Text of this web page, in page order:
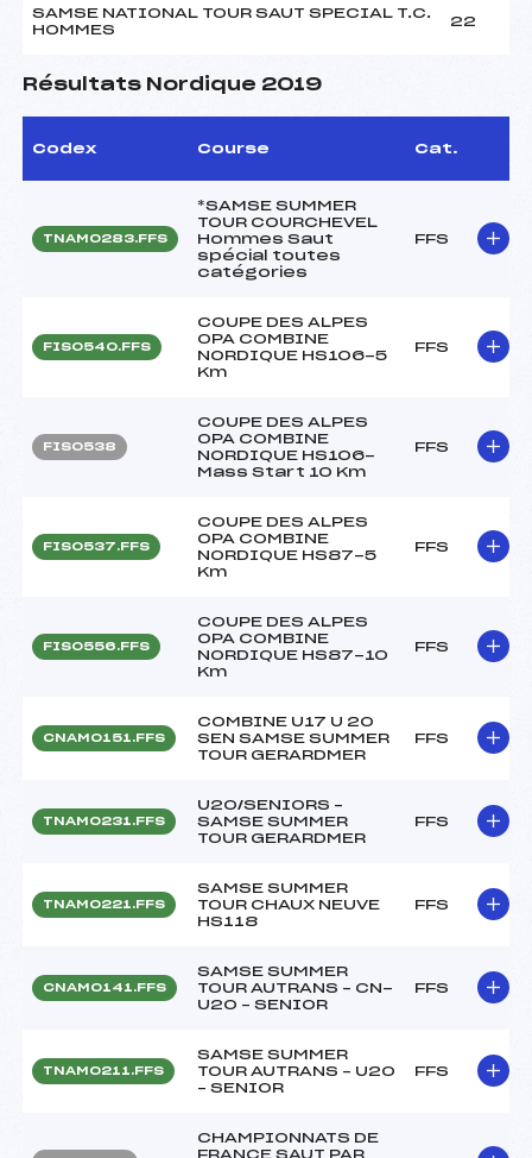
SAMSE NATIONAL TOUR SAUT SPECIAL T.C.
HOMMES
22
Résultats Nordique 2019
Codex Course Cat.
TNAM0283.FFS
*SAMSE SUMMER
TOUR COURCHEVEL
Hommes Saut
spécial toutes
catégories
FFS
FIS0540.FFS
COUPE DES ALPES
OPA COMBINE
NORDIQUE HS106-5
Km
FFS
FIS0538
COUPE DES ALPES
OPA COMBINE
NORDIQUE HS106-
Mass Start 10 Km
FFS
FIS0537.FFS
COUPE DES ALPES
OPA COMBINE
NORDIQUE HS87-5
Km
FFS
FIS0556.FFS
COUPE DES ALPES
OPA COMBINE
NORDIQUE HS87-10
Km
FFS
CNAM0151.FFS
COMBINE U17 U 20
SEN SAMSE SUMMER
TOUR GERARDMER
FFS
TNAM0231.FFS
U20/SENIORS –
SAMSE SUMMER
TOUR GERARDMER
FFS
TNAM0221.FFS
SAMSE SUMMER
TOUR CHAUX NEUVE
HS118
FFS
CNAM0141.FFS
SAMSE SUMMER
TOUR AUTRANS – CN-
U20 – SENIOR
FFS
TNAM0211.FFS
SAMSE SUMMER
TOUR AUTRANS – U20
– SENIOR
FFS
CHAMPIONNATS DE
FRANCE SAUT PAR